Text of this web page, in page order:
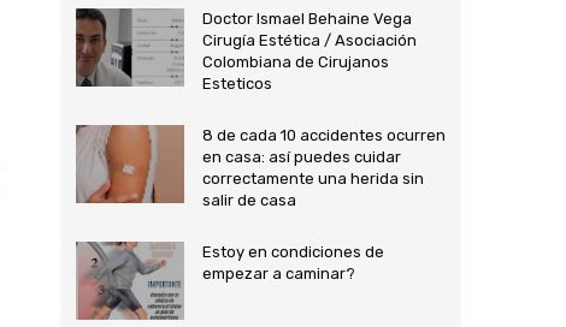
Doctor Ismael Behaine Vega
Cirugía Estética / Asociación
Colombiana de Cirujanos
Esteticos
8 de cada 10 accidentes ocurren
en casa: así puedes cuidar
correctamente una herida sin
salir de casa
Estoy en condiciones de
empezar a caminar?